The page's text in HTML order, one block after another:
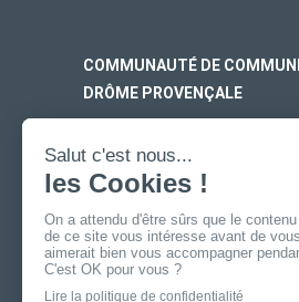
COMMUNAUTÉ DE
DRÔME PROVENÇALE
SIÈGE SOCIAL
170 rue Ferdinand Fert
Les Laurons – CS 30005
26110 Nyons